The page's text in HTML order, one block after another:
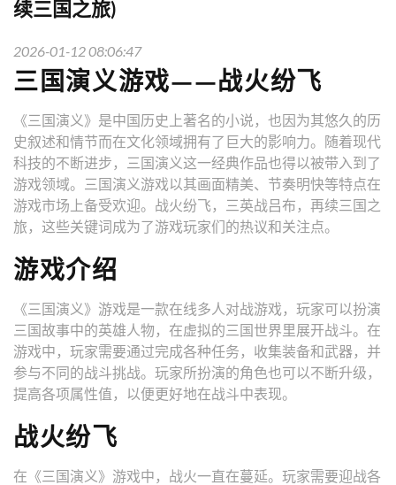
续三国之旅)
2026-01-12 08:06:47
三国演义游戏——战火纷飞
《三国演义》是中国历史上著名的小说，也因为其悠久的历
史叙述和情节而在文化领域拥有了巨大的影响力。随着现代
科技的不断进步，三国演义这一经典作品也得以被带入到了
游戏领域。三国演义游戏以其画面精美、节奏明快等特点在
游戏市场上备受欢迎。战火纷飞，三英战吕布，再续三国之
旅，这些关键词成为了游戏玩家们的热议和关注点。
游戏介绍
《三国演义》游戏是一款在线多人对战游戏，玩家可以扮演
三国故事中的英雄人物，在虚拟的三国世界里展开战斗。在
游戏中，玩家需要通过完成各种任务，收集装备和武器，并
参与不同的战斗挑战。玩家所扮演的角色也可以不断升级，
提高各项属性值，以便更好地在战斗中表现。
战火纷飞
在《三国演义》游戏中，战火一直在蔓延。玩家需要迎战各